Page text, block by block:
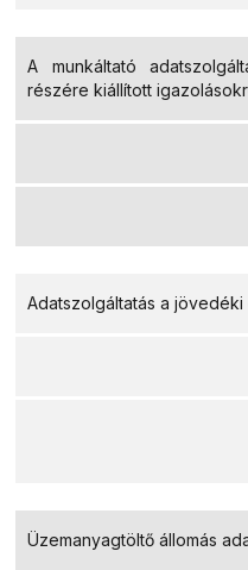
A munkáltató
részére kiállított
Adatszolgáltatás a
Üzemanyagtöltő állomás